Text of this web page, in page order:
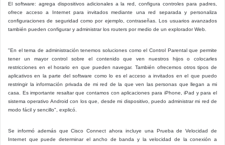
El software: agrega dispositivos adicionales a la red, configura controles para padres,
ofrece acceso a Internet para invitados mediante una red separada y personaliza
configuraciones de seguridad como por ejemplo, contraseñas. Los usuarios avanzados
también pueden configurar y administrar los routers por medio de un explorador Web.
"En el tema de administración tenemos soluciones como el Control Parental que permite
tener un mayor control sobre el contenido que ven nuestros hijos o colocarles
restricciones en el horario en que pueden navegar. También ofrecemos otros tipos de
aplicativos en la parte del software como lo es el acceso a invitados en el que puedo
restringir la información privada de mi red de la que ven las personas que llegan a mi
casa. Es importante resaltar que contamos con aplicaciones para iPhone, iPad y para el
sistema operativo Android con los que, desde mi dispositivo, puedo administrar mi red de
modo fácil y sencillo", explicó.
Se informó además que Cisco Connect ahora incluye una Prueba de Velocidad de
Internet que puede determinar el ancho de banda y la velocidad de la conexión a